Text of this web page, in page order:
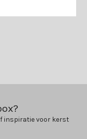
inspiratie voor kerst